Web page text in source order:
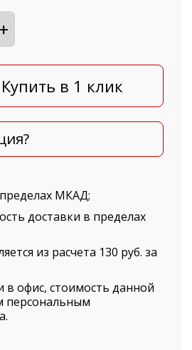
+
Купить в 1 клик
МКАД;
доставки в пределах
из расчета 130 руб. за
в офис, стоимость данной
персональным